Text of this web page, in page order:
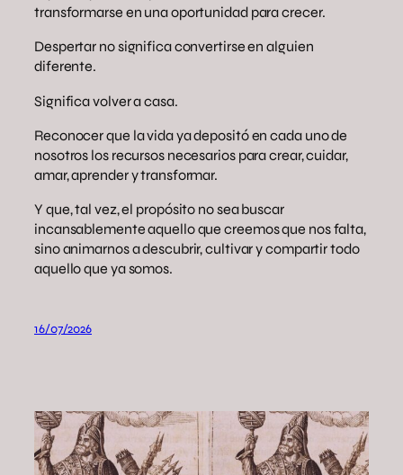
transformarse en una oportunidad para crecer.
Despertar no significa convertirse en alguien
diferente.
Significa volver a casa.
Reconocer que la vida ya depositó en cada uno de
nosotros los recursos necesarios para crear, cuidar,
amar, aprender y transformar.
Y que, tal vez, el propósito no sea buscar
incansablemente aquello que creemos que nos falta,
sino animarnos a descubrir, cultivar y compartir todo
aquello que ya somos.
16/07/2026